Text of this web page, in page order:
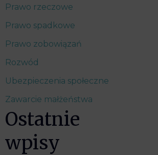
Prawo rzeczowe
Prawo spadkowe
Prawo zobowiązań
Rozwód
Ubezpieczenia społeczne
Zawarcie małżeństwa
Ostatnie
wpisy